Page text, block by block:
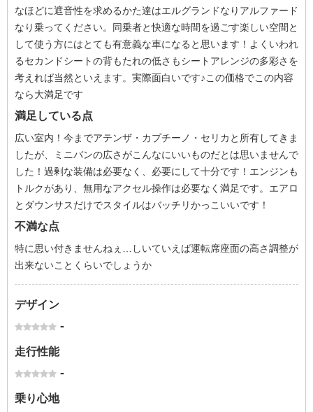
なほどに遮音性を求めるかた達はエルグランドなりアルファード
なり乗ってください。同乗者と快適な時間を過ごす楽しい空間と
して使う方にはとても有意義な車になると思います！よくいわれ
るセカンドシートの背もたれの低さもシートアレンジの多彩さを
考えれば当然といえます。実際面白いです♪この価格でこの内容
なら大満足です
満足している点
広い室内！今までアテンザ・カプチーノ・セリカと所有してきま
したが、ミニバンの広さがこんなにいいものだとは思いませんで
した！過剰な装備は必要なく、必要にして十分です！エンジンも
トルクがあり、無用なアクセル操作は必要なく満足です。エアロ
とダウンサスだけでスタイルはバッチリかっこいいです！
不満な点
特に思い付きませんねぇ…しいていえば運転席座面の高さ調整が
出来ないことくらいでしょうか
デザイン
-
走行性能
-
乗り心地